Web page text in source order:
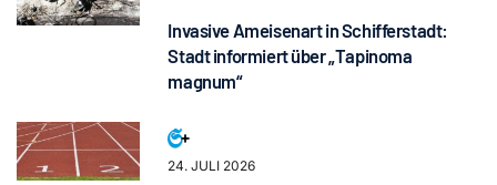
Invasive Ameisenart in Schifferstadt:
Stadt informiert über „Tapinoma
magnum“
24. JULI 2026